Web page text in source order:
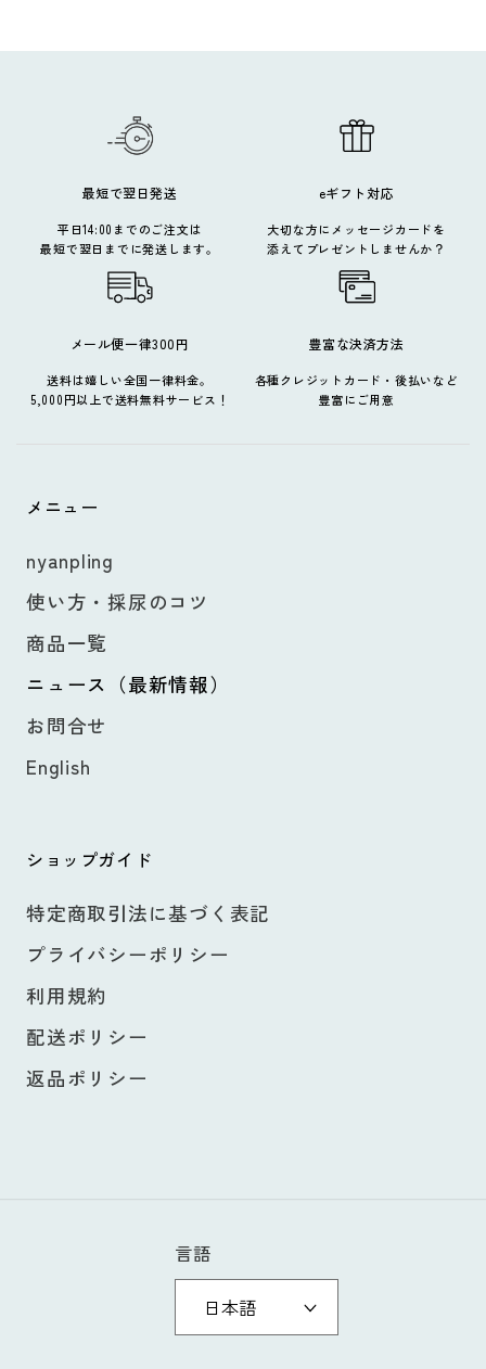
最短で翌日発送
平日14:00までのご注文は
最短で翌日までに発送します。
eギフト対応
大切な方にメッセージカードを
添えてプレゼントしませんか？
メール便一律300円
送料は嬉しい全国一律料金。
5,000円以上で送料無料サービス！
豊富な決済方法
各種クレジットカード・後払いなど
豊富にご用意
メニュー
nyanpling
使い方・採尿のコツ
商品一覧
ニュース（最新情報）
お問合せ
English
ショップガイド
特定商取引法に基づく表記
プライバシーポリシー
利用規約
配送ポリシー
返品ポリシー
言語
日本語